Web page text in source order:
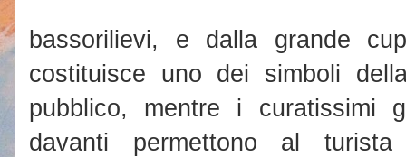
bassorilievi, e dalla grande
costituisce uno dei simboli
pubblico, mentre i curatissimi
davanti permettono al